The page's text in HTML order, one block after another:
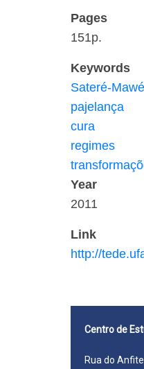
Pages
151p.
Keywords
Sateré-Mawé
pajelança
cura
regimes
Year
2011
Link
http://
Centro de
Rua do